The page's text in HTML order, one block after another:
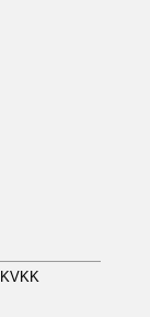
KVKK